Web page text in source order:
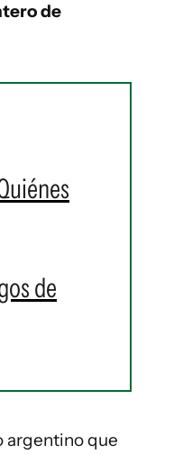
de
de
argentino que